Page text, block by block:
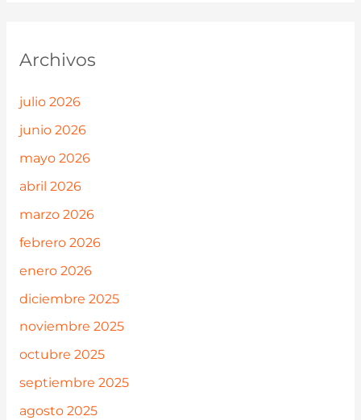
Archivos
julio 2026
junio 2026
mayo 2026
abril 2026
marzo 2026
febrero 2026
enero 2026
diciembre 2025
noviembre 2025
octubre 2025
septiembre 2025
agosto 2025